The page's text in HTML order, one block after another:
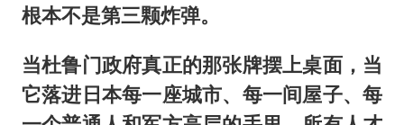
根本不是第三颗炸弹。
当杜鲁门政府真正的那张牌摆上桌面，当
它落进日本每一座城市、每一间屋子、每